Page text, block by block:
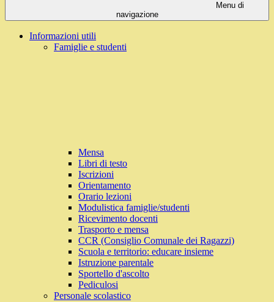
Menu di
navigazione
Informazioni utili
Famiglie e studenti
Mensa
Libri di testo
Iscrizioni
Orientamento
Orario lezioni
Modulistica famiglie/studenti
Ricevimento docenti
Trasporto e mensa
CCR (Consiglio Comunale dei Ragazzi)
Scuola e territorio: educare insieme
Istruzione parentale
Sportello d'ascolto
Pediculosi
Personale scolastico